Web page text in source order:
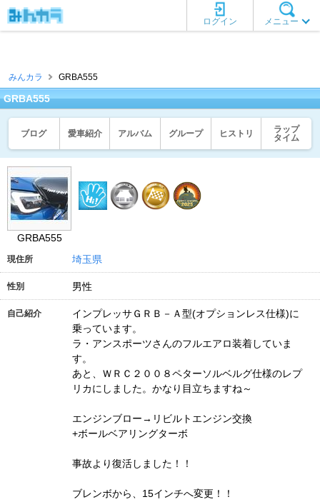
メニュー
ログイン
みんカラ GRBA555
GRBA555
ブログ 愛車紹介 アルバム グループ ヒストリ
ラップ
タイム
GRBA555
現住所 埼玉県
性別 男性
自己紹介
インプレッサＧＲＢ－Ａ型(オプションレス仕様)に
乗っています。
ラ・アンスポーツさんのフルエアロ装着していま
す。
あと、ＷＲＣ２００８ペターソルベルグ仕様のレプ
リカにしました。かなり目立ちますね～
エンジンブロー→リビルトエンジン交換
+ボールベアリングターボ
事故より復活しました！！
ブレンボから、15インチへ変更！！